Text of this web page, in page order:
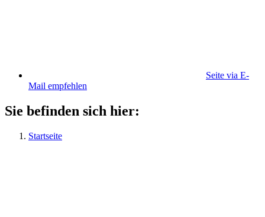
Seite via E-
Mail empfehlen
Sie befinden sich hier:
Startseite